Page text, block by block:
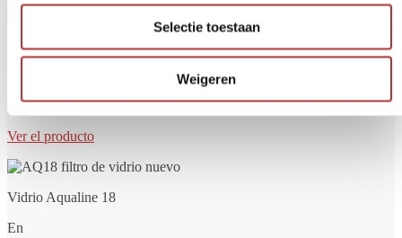
Selectie toestaan
Weigeren
Vidrio Aqualine 12
€279,-
Ver el producto
Vidrio Aqualine 18
En